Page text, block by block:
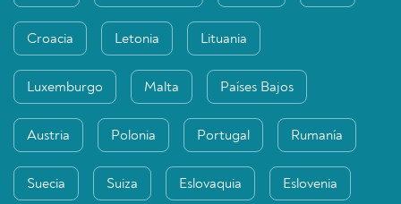
Croacia Letonia Lituania
Luxemburgo Malta Países Bajos
Austria Polonia Portugal Rumanía
Suecia Suiza Eslovaquia Eslovenia